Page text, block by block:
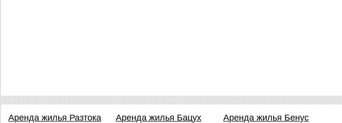
Аренда жилья Разтока Аренда жилья Бацух
Аренда жилья Бенус